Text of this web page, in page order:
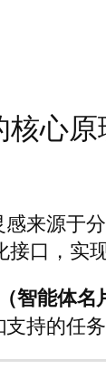
核心
来源于
口，实
能体名
持的任